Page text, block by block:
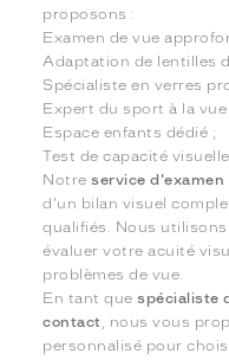
proposons :
Examen de vue
Adaptation de lentilles
Spécialiste en verres
Expert du sport à la vue
Espace enfants dédié ;
Test de capacité
Notreservice d'examen
d'un bilan visuel
qualifiés. Nous
évaluer votre acuité
problèmes de vue.
En tant quespécialiste
contact , nous vous
personnalisé pour